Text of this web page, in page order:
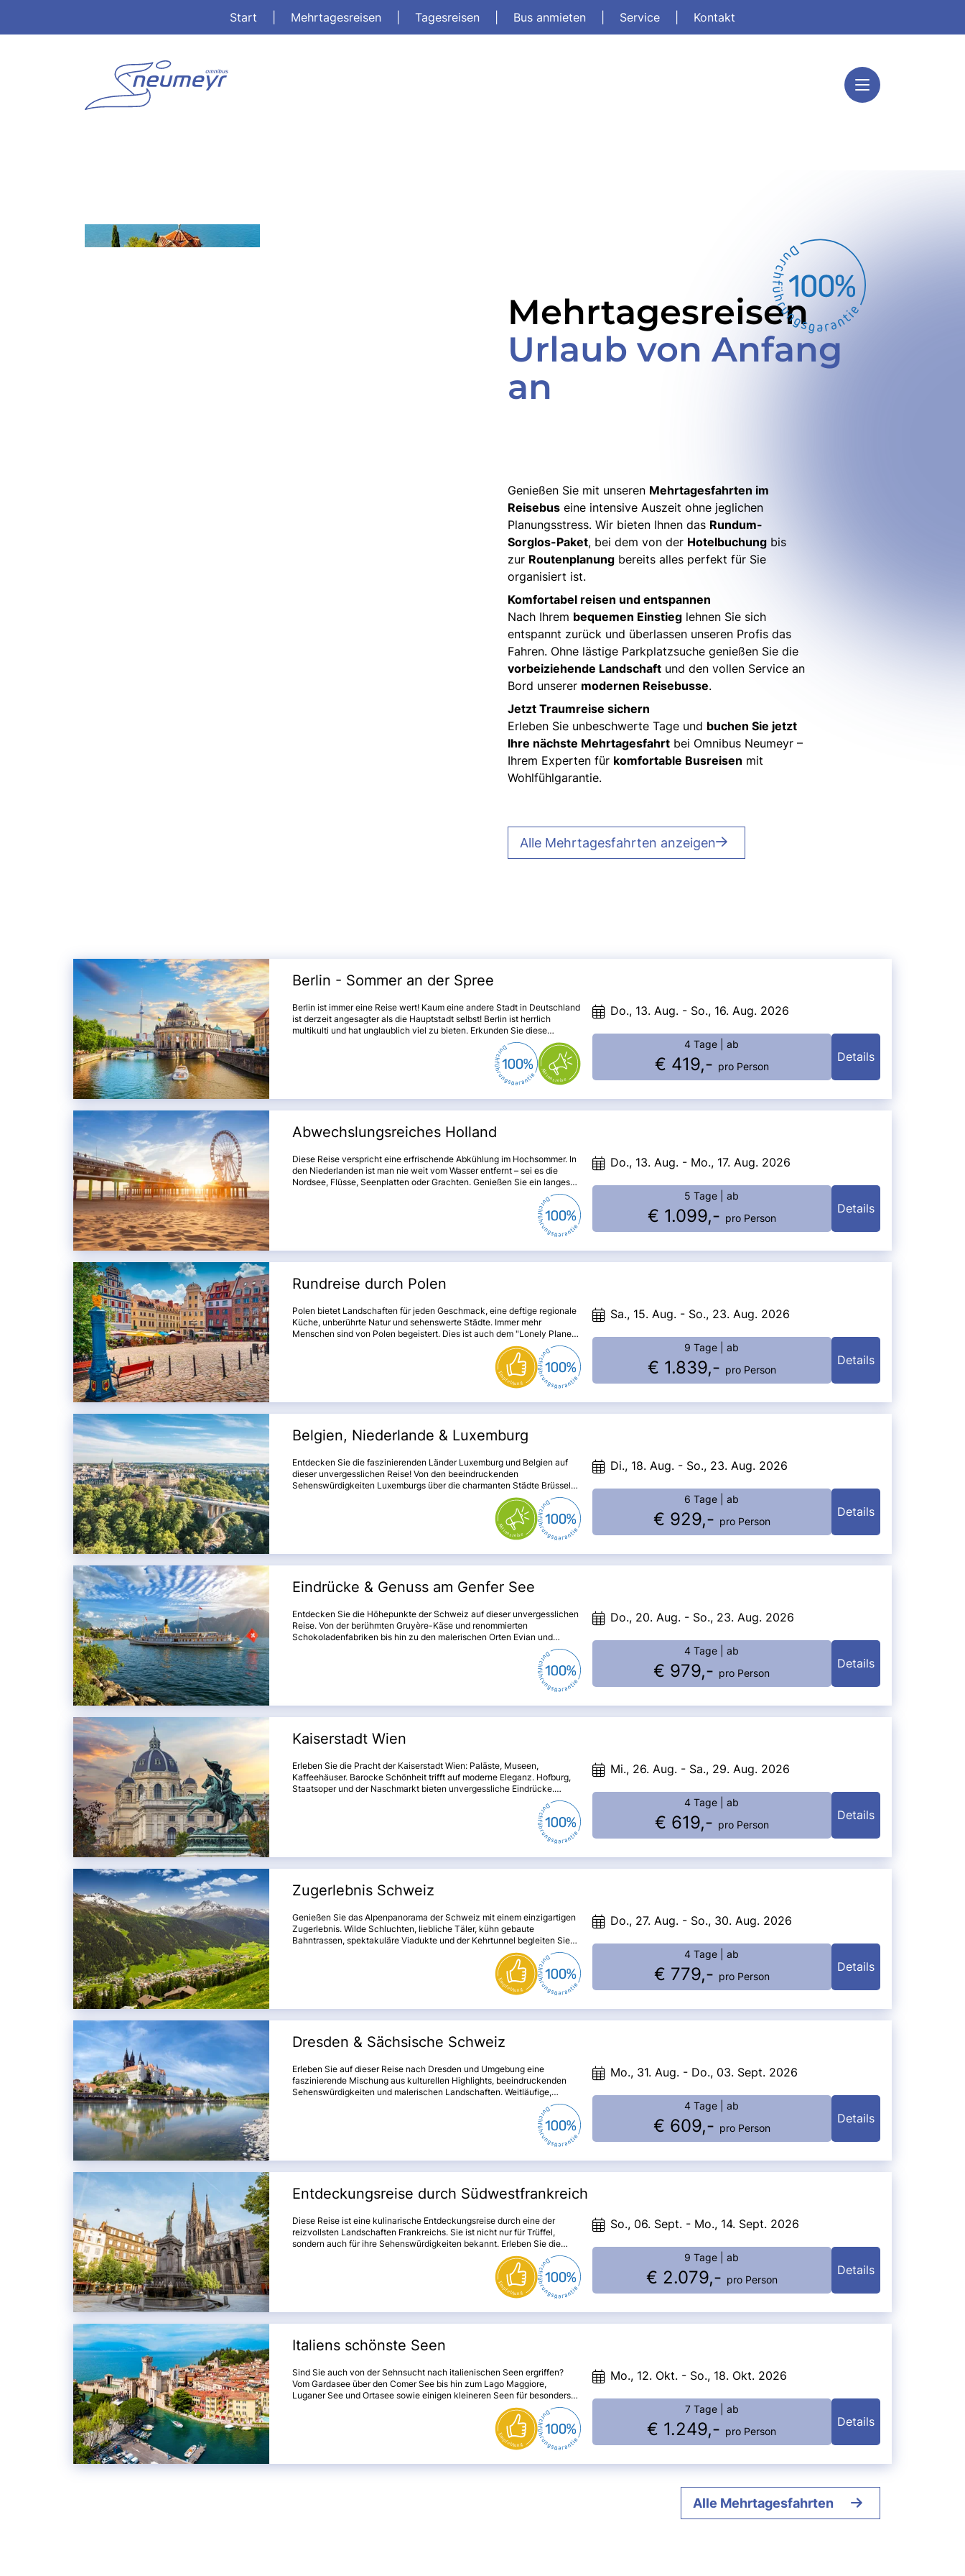
Start Mehrtagesreisen Tagesreisen Bus anmieten Service Kontakt
Mehrtagesreisen
Urlaub von Anfang
an
Genießen Sie mit unseren Mehrtagesfahrten im
Reisebuseine intensive Auszeit ohne jeglichen
Planungsstress. Wir bieten Ihnen das Rundum-
Sorglos-Paket, bei dem von der Hotelbuchungbis
zur Routenplanungbereits alles perfekt für Sie
organisiert ist.
Komfortabel reisen und entspannen
Nach Ihrem bequemen Einstieglehnen Sie sich
entspannt zurück und überlassen unseren Profis das
Fahren. Ohne lästige Parkplatzsuche genießen Sie die
vorbeiziehende Landschaftund den vollen Service an
Bord unserer modernen Reisebusse.
Jetzt Traumreise sichern
Erleben Sie unbeschwerte Tage und buchen Sie jetzt
Ihre nächste Mehrtagesfahrtbei Omnibus Neumeyr –
Ihrem Experten für komfortable Busreisen mit
Wohlfühlgarantie.
Alle Mehrtagesfahrten anzeigen
Berlin - Sommer an der Spree
Berlin ist immer eine Reise wert! Kaum eine andere Stadt in Deutschland
ist derzeit angesagter als die Hauptstadt selbst! Berlin ist herrlich
multikulti und hat unglaublich viel zu bieten. Erkunden Sie diese
interessante Stadt der Gegensätze, besichtigen Sie die Highlights wie
Brandenburger Tor, Gedächtniskirche, Alexanderplatz und vieles mehr
und lassen Sie sich vom quirligen Großstadttreiben mitreißen.
Do., 13. Aug. - So., 16. Aug. 2026
4 Tage | ab
€ 419,- pro Person
Details
Abwechslungsreiches Holland
Diese Reise verspricht eine erfrischende Abkühlung im Hochsommer. In
den Niederlanden ist man nie weit vom Wasser entfernt – sei es die
Nordsee, Flüsse, Seenplatten oder Grachten. Genießen Sie ein langes
jahrhundertealten Käsetradition, malerischen Grachtenstädtchen,
kilometerlangen Nordseestränden und gemütlichen Bootsfahrten auf
Do., 13. Aug. - Mo., 17. Aug. 2026
5 Tage | ab
€ 1.099,- pro Person
Details
Rundreise durch Polen
Polen bietet Landschaften für jeden Geschmack, eine deftige regionale
Küche, unberührte Natur und sehenswerte Städte. Immer mehr
Menschen sind von Polen begeistert. Dies ist auch dem "Lonely Planet"
aufgefallen, der es zum Top-Reiseland ernannt hat. Während Danzig an
der Ostsee seine Besucher mit reich verzierten Bürgerhäusern und
Goldwasser empfängt, locken Trendstädte wie Warschau und Krakau
mit ihrer Lebhaftigkeit. Kennen Sie schon die Zwerge in Breslau? Halten
Sie die Augen offen, dann werden Sie ihnen auf Schritt und Tritt
begegnen. Ein echtes Juwel ist die Schwarze Madonna von
Tschenstochau.
Sa., 15. Aug. - So., 23. Aug. 2026
9 Tage | ab
€ 1.839,- pro Person
Details
Belgien, Niederlande & Luxemburg
Entdecken Sie die faszinierenden Länder Luxemburg und Belgien auf
dieser unvergesslichen Reise! Von den beeindruckenden
Sehenswürdigkeiten Luxemburgs über die charmanten Städte Brüssel
und Brügge bis hin zu den malerischen Orten in den Niederlanden –
diese Reise bietet Ihnen eine perfekte Mischung aus Kultur, Geschichte
und kulinarischen Genüssen. Genießen Sie die gemeinsame Zeit mit
Gleichgesinnten und lassen Sie sich von der Schönheit der Region
Di., 18. Aug. - So., 23. Aug. 2026
6 Tage | ab
€ 929,- pro Person
Details
Eindrücke & Genuss am Genfer See
Entdecken Sie die Höhepunkte der Schweiz auf dieser unvergesslichen
Reise. Von der berühmten Gruyère-Käse und renommierten
Schokoladenfabriken bis hin zu den malerischen Orten Evian und
Yvoire. Erleben Sie die majestätische Schönheit des Mont Blanc und
genießen Sie eine Fahrt mit dem GoldenPass nach Gstaad, dem
Treffpunkt der High Society. Diese Reise verspricht unvergessliche
Do., 20. Aug. - So., 23. Aug. 2026
4 Tage | ab
€ 979,- pro Person
Details
Kaiserstadt Wien
Erleben Sie die Pracht der Kaiserstadt Wien: Paläste, Museen,
Kaffeehäuser. Barocke Schönheit trifft auf moderne Eleganz. Hofburg,
Staatsoper und der Naschmarkt bieten unvergessliche Eindrücke.
Genießen Sie Wiens Charme bei Kaffee und Sachertorte. Entdecken Sie
Mi., 26. Aug. - Sa., 29. Aug. 2026
4 Tage | ab
€ 619,- pro Person
Details
Zugerlebnis Schweiz
Genießen Sie das Alpenpanorama der Schweiz mit einem einzigartigen
Zugerlebnis. Wilde Schluchten, liebliche Täler, kühn gebaute
Bahntrassen, spektakuläre Viadukte und der Kehrtunnel begleiten Sie
während der Zugfahrten in der Regionalbahn auf den Spuren des
Do., 27. Aug. - So., 30. Aug. 2026
4 Tage | ab
€ 779,- pro Person
Details
Dresden & Sächsische Schweiz
Erleben Sie auf dieser Reise nach Dresden und Umgebung eine
faszinierende Mischung aus kulturellen Highlights, beeindruckenden
Sehenswürdigkeiten und malerischen Landschaften. Weitläufige,
prächtige Parkanlagen und einmalige Kunstschätze - den Besuchern
für viele Jahre vorenthalten und heute im neuen Glanz erstrahlen,
Mo., 31. Aug. - Do., 03. Sept. 2026
4 Tage | ab
€ 609,- pro Person
Details
Entdeckungsreise durch Südwestfrankreich
Diese Reise ist eine kulinarische Entdeckungsreise durch eine der
reizvollsten Landschaften Frankreichs. Sie ist nicht nur für Trüffel,
sondern auch für ihre Sehenswürdigkeiten bekannt. Erleben Sie die
Schönheit und Geschichte dieser Region. Es erwarten Sie
atemberaubende Landschaften und faszinierende Erlebnisse, wie eine
Panoramafahrt durch das nördliche Zentralmassiv und der Trüffelzug in
Rocamadour. Entdecken Sie die hängenden Gärten von Marqueyssac,
die prächtige Altstadt von Sarlat und die malerische Brücke von Cahors.
Besuchen Sie die Grotte von Lascaux IV und erkunden Sie die
gewaltige Höhle von Padirac.
So., 06. Sept. - Mo., 14. Sept. 2026
9 Tage | ab
€ 2.079,- pro Person
Details
Italiens schönste Seen
Sind Sie auch von der Sehnsucht nach italienischen Seen ergriffen?
Vom Gardasee über den Comer See bis hin zum Lago Maggiore,
Luganer See und Ortasee sowie einigen kleineren Seen für besonders
eifrige Seensammler – jeder See besticht durch seinen einzigartigen
Charakter. Von den Bergen bis zur Ebene, von lebhaften Städtchen zu
prächtigen Villen und Gärten, von charmanten Fischerdörfern zu
romantischen Inseln – Sie werden bestimmt Ihren persönlichen
Mo., 12. Okt. - So., 18. Okt. 2026
7 Tage | ab
€ 1.249,- pro Person
Details
Alle Mehrtagesfahrten